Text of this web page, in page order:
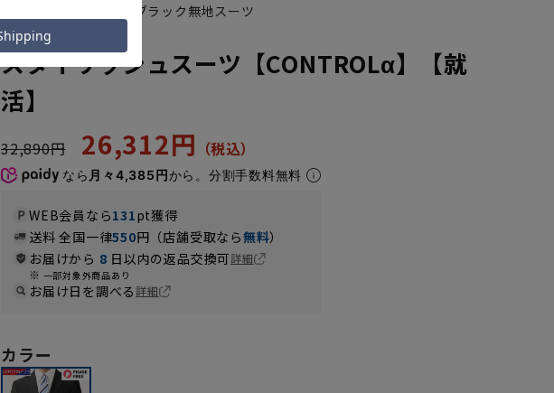
就活などにおすすめのブラック無地スーツ
MJCH205S-91
スタイリッシュスーツ【CONTROLα】【就
活】
32,890円 26,312円
なら 月々4,385円から。分割手数料無料
WEB会員なら131pt獲得
送料 全国一律550円（店舗受取なら無料）
お届けから 8 日以内の返品交換可詳細
一部対象外商品あり
お届け日を調べる詳細
カラー